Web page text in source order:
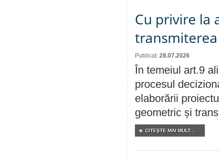
Cu privire la
Publicat: 28.07.2026
În temeiul art.9
procesul
elaborării
geometric și
CITEŞTE MAI MULT...